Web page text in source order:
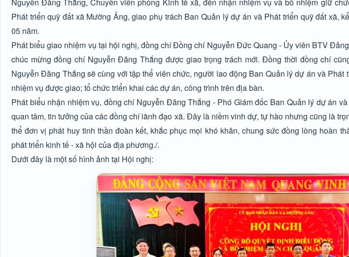
Phát triển quỹ đất xã Mường Ảng, giao phụ trách Ban Quản lý dự án và Phát triển quỹ đất xã,
05 năm.
Phát biểu giao nhiệm vụ tại hội nghị, đồng chí Đồng chí Nguyễn Đức Quang - Ủy viên BTV
chúc mừng đồng chí Nguyễn Đăng Thắng được giao trọng trách mới. Đồng thời đồng chí
Nguyễn Đăng Thắng sẽ cùng với tập thể viên chức, người lao động Ban Quản lý dự án và Phát
nhiệm vụ được giao; tổ chức triển khai các dự án, công trình trên địa bàn.
Phát biểu nhận nhiệm vụ, đồng chí Nguyễn Đăng Thắng - Phó Giám đốc Ban Quản lý dự án
quan tâm, tin tưởng của các đồng chí lãnh đạo xã. Đây là niềm vinh dự, tự hào nhưng cũng là
thể đơn vị phát huy tinh thần đoàn kết, khắc phục mọi khó khăn, chung sức đồng lòng hoàn
phát triển kinh tế - xã hội của địa phương./.
Dưới đây là một số hình ảnh tại Hội nghị: